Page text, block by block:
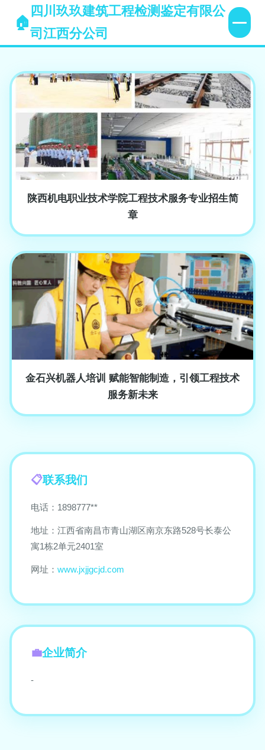
四川玖玖建筑工程检测鉴定有限公
司江西分公司
陕西机电职业技术学院工程技术服务专业招生简
章
金石兴机器人培训 赋能智能制造，引领工程技术
服务新未来
联系我们
电话：1898777**
地址：江西省南昌市青山湖区南京东路528号长泰公
寓1栋2单元2401室
网址： www.jxjjgcjd.com
企业简介
-